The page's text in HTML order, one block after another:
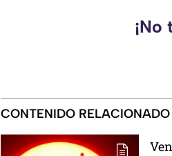
CONTENIDO RELACIONADO